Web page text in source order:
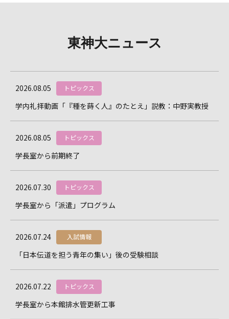
東神大ニュース
2026.08.05 トピックス
学内礼拝動画「『種を蒔く人』のたとえ」説教：中野実教授
2026.08.05 トピックス
学長室から――前期終了
2026.07.30 トピックス
学長室から――「派遣」プログラム
2026.07.24 入試情報
「日本伝道を担う青年の集い」後の受験相談
2026.07.22 トピックス
学長室から――本館排水管更新工事